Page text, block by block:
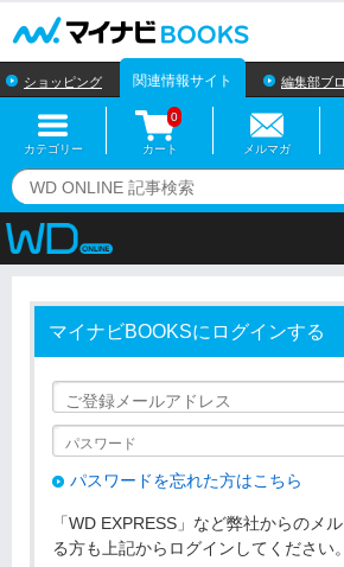
ショッピング 関連情報サイト 編集部ブ
カテゴリー カート
0
メルマガ
マイナビBOOKSにログインする
パスワードを忘れた方はこちら
「WD EXPRESS」など弊社からのメ
る方も上記からログインしてください。